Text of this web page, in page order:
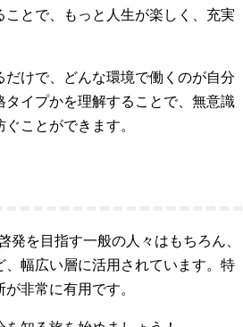
とで、もっと人生が楽しく、充実
けで、どんな環境で働くのが自分
イプかを理解することで、無意識
ことができます。
を目指す一般の人々はもちろん、
幅広い層に活用されています。特
非常に有用です。